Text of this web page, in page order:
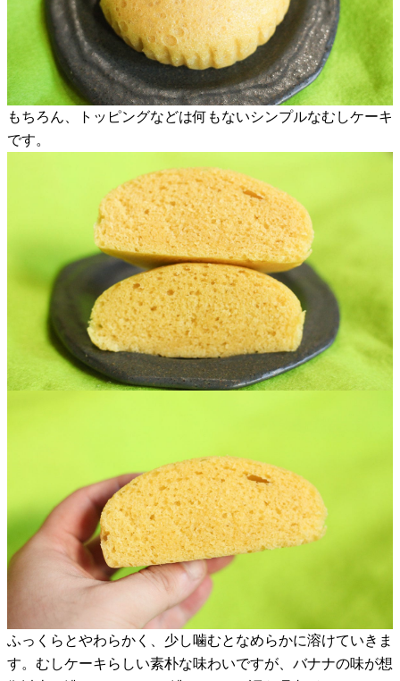
もちろん、トッピングなどは何もないシンプルなむしケーキ
です。
ふっくらとやわらかく、少し噛むとなめらかに溶けていきま
す。むしケーキらしい素朴な味わいですが、バナナの味が想